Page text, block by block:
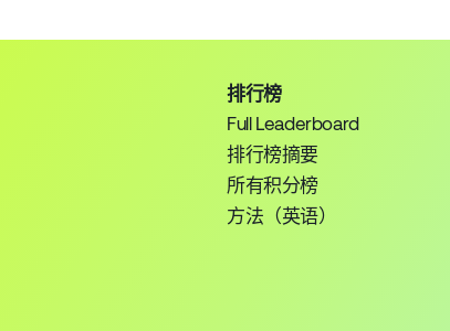
排行榜
Full Leaderboard
排行榜摘要
所有积分榜
方法（英语）